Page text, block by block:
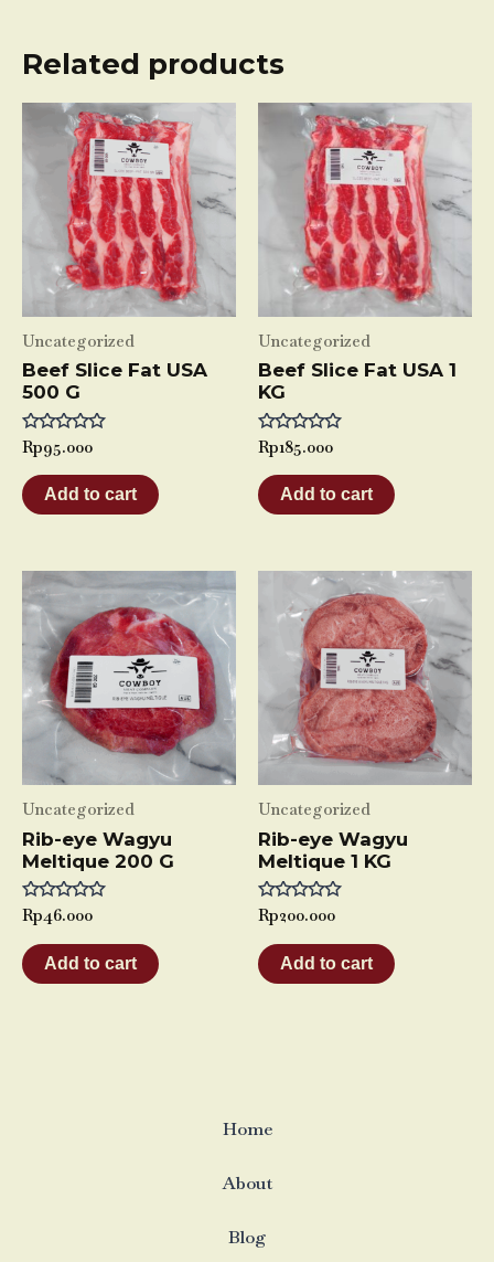
Related products
Uncategorized
Beef Slice Fat USA
500 G
Rated
out
of
5
Rp95.000
Add to cart
Uncategorized
Beef Slice Fat USA 1
KG
Rated
out
of
5
Rp185.000
Add to cart
Uncategorized
Rib-eye Wagyu
Meltique 200 G
Rated
out
of
5
Rp46.000
Add to cart
Uncategorized
Rib-eye Wagyu
Meltique 1 KG
Rated
out
of
5
Rp200.000
Add to cart
Home
About
Blog